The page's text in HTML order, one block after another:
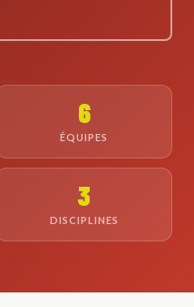
6
ÉQUIPES
3
DISCIPLINES